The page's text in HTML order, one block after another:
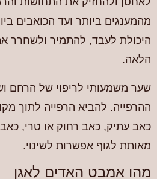
מהמענגים ביותר ועד הכואבים
היכולת לעבד, להתמיר ולשחרר
הלאה.
שער משמעותי לריפוי של הרחם
ההרפייה. להביא הרפייה לתוך
כאב עתיק, כאב רחוק או טרי, כאב
מאותת לגוף אפשרות לשינוי.
מהו אמבט האדים לאגן